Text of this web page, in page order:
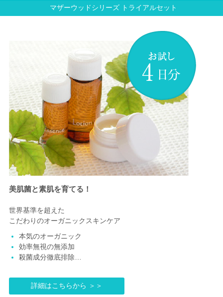
マザーウッドシリーズ トライアルセット
美肌菌と素肌を育てる！
世界基準を超えた
こだわりのオーガニックスキンケア
本気のオーガニック
効率無視の無添加
殺菌成分徹底排除…
詳細はこちらから ＞＞